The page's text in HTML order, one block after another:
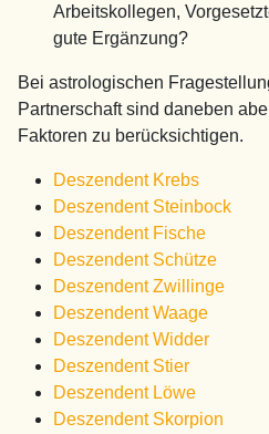
Arbeitskollegen,
gute Ergänzung?
Bei astrologischen
Partnerschaft sind daneben
Faktoren zu berücksichtigen.
Deszendent Krebs
Deszendent Steinbock
Deszendent Fische
Deszendent Schütze
Deszendent Zwillinge
Deszendent Waage
Deszendent Widder
Deszendent Stier
Deszendent Löwe
Deszendent Skorpion